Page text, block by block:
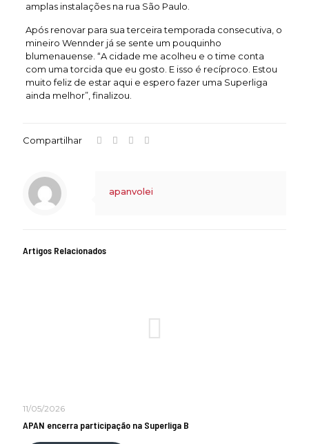
amplas instalações na rua São Paulo.
Após renovar para sua terceira temporada consecutiva, o
mineiro Wennder já se sente um pouquinho
blumenauense. “A cidade me acolheu e o time conta
com uma torcida que eu gosto. E isso é recíproco. Estou
muito feliz de estar aqui e espero fazer uma Superliga
ainda melhor”, finalizou.
Compartilhar
apanvolei
Artigos Relacionados
11/05/2026
APAN encerra participação na Superliga B